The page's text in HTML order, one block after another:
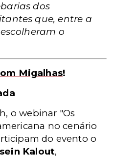
dos
que, entre a
o
Migalhas!
o webinar "Os
no cenário
do evento o
Kalout,